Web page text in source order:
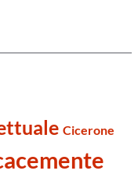
Cicerone